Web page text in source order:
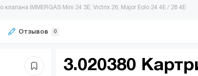
клапана IMMERGAS Mini 24 3E, Victrix 26, Major Eolo 24 4E / 28 4E
Отзывов 0
3.020380